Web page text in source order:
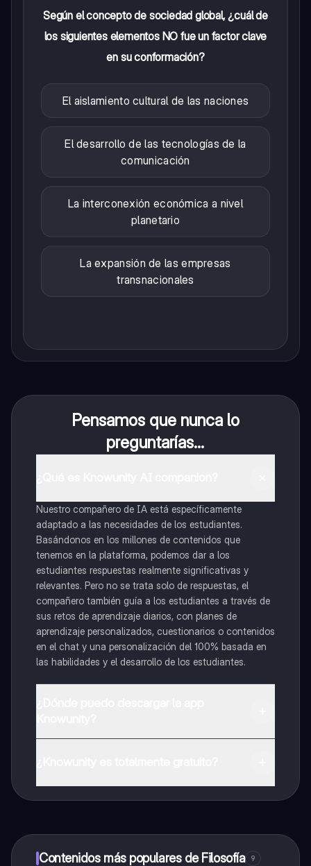
Según el concepto de sociedad global, ¿cuál de
los siguientes elementos NO fue un factor clave
en su conformación?
El aislamiento cultural de las naciones
El desarrollo de las tecnologías de la
comunicación
La interconexión económica a nivel
planetario
La expansión de las empresas
transnacionales
Pensamos que nunca lo
preguntarías...
Nuestro compañero de IA está específicamente
adaptado a las necesidades de los estudiantes.
Basándonos en los millones de contenidos que
tenemos en la plataforma, podemos dar a los
estudiantes respuestas realmente significativas y
relevantes. Pero no se trata solo de respuestas, el
compañero también guía a los estudiantes a través de
sus retos de aprendizaje diarios, con planes de
aprendizaje personalizados, cuestionarios o contenidos
en el chat y una personalización del 100% basada en
las habilidades y el desarrollo de los estudiantes.
a determinadas funciones.
Contenidos más populares de Filosofía 9